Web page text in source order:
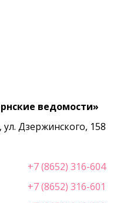
ведомости»
ул. Дзержинского, 158
+7 (8652) 316-604
+7 (8652) 316-601